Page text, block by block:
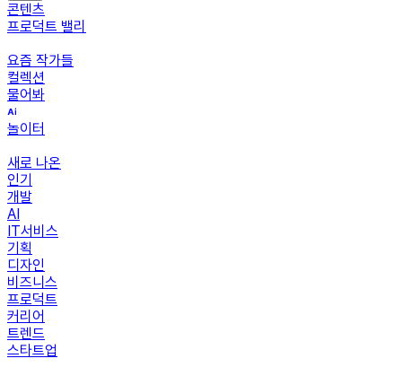
콘텐츠
프로덕트 밸리
요즘 작가들
컬렉션
물어봐
놀이터
새로 나온
인기
개발
AI
IT서비스
기획
디자인
비즈니스
프로덕트
커리어
트렌드
스타트업